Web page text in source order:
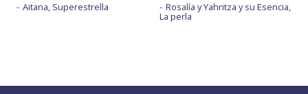
Aitana, Superestrella Rosalía y Yahritza y su Esencia,
La perla